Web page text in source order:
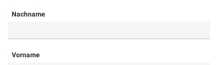
Nachname
Vorname